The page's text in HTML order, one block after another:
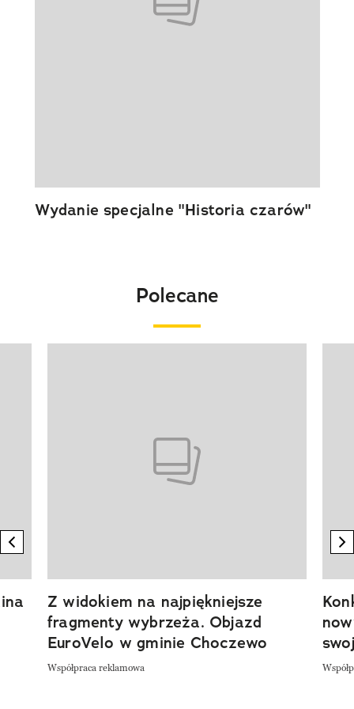
Wydanie specjalne "Historia czarów"
Polecane
previous element
Z widokiem na najpiękniejsze
fragmenty wybrzeża. Objazd
EuroVelo w gminie Choczewo
Współpraca reklamowa